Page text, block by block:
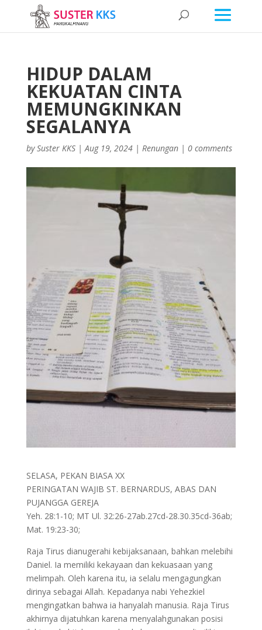
HIDUP DALAM
KEKUATAN CINTA
MEMUNGKINKAN
SEGALANYA
bySuster KKS|Aug 19, 2024| Renungan| 0 comments
SELASA, PEKAN BIASA XX
PERINGATAN WAJIB ST. BERNARDUS, ABAS DAN
PUJANGGA GEREJA
Yeh. 28:1-10; MT Ul. 32:26-27ab.27cd-28.30.35cd-36ab;
Mat. 19:23-30;
Raja Tirus dianugerahi kebijaksanaan, bahkan melebihi
Daniel. Ia memiliki kekayaan dan kekuasaan yang
melimpah. Oleh karena itu, ia selalu mengagungkan
dirinya sebagai Allah. Kepadanya nabi Yehezkiel
mengingatkan bahwa ia hanyalah manusia. Raja Tirus
akhirnya dijatuhkan karena menyalahgunakan posisi